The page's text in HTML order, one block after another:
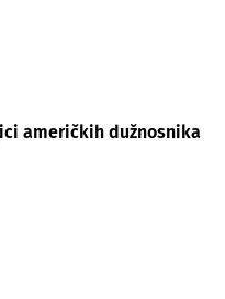
američkih dužnosnika